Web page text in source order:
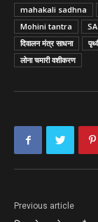
mahakali sadhna
Mohini tantra
दिवालन मंत्र साधना
लोना चमारी वशीकरण
Previous article